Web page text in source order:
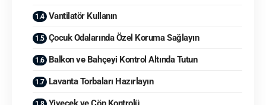
Vantilatör Kullanın
Çocuk Odalarında Özel Koruma Sağlayın
Balkon ve Bahçeyi Kontrol Altında Tutun
Lavanta Torbaları Hazırlayın